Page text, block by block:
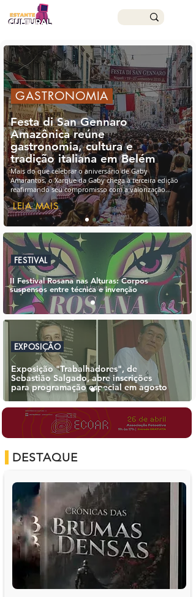
GASTRONOMIA
Festa di San Gennaro
Amazônica reúne
gastronomia, cultura e
tradição italiana em Belém
Mais do que celebrar o aniversário de Gaby
Amarantos, o Xarque da Gaby chega à terceira edição
reafirmando seu compromisso com a valorização...
LEIA MAIS
FESTIVAL
II Festival Rosana nas Alturas: Corpos
suspensos entre técnica e invenção
EXPOSIÇÃO
Exposição "Trabalhadores", de
Sebastião Salgado, abre inscrições
para programação especial em agosto
DESTAQUE